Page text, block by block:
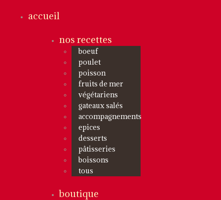
accueil
nos recettes
boeuf
poulet
poisson
fruits de mer
végétariens
gateaux salés
accompagnements
epices
desserts
pâtisseries
boissons
tous
boutique